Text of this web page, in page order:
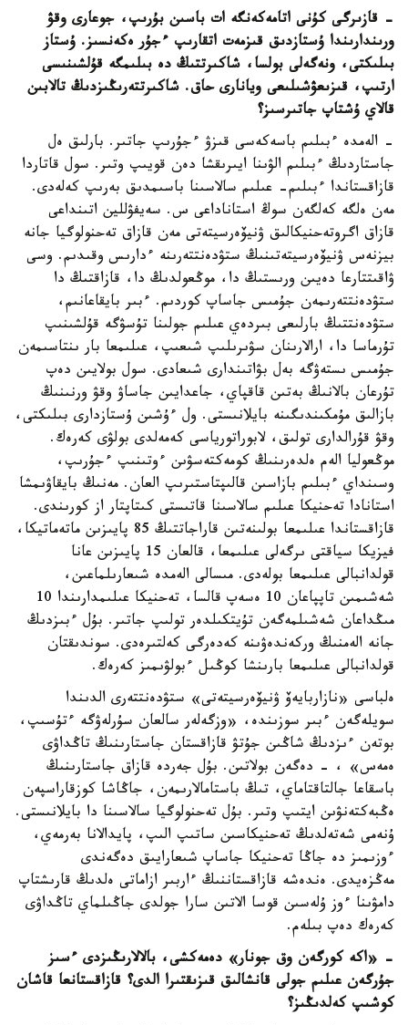
- قازىرگى كۇنى اتامەكەنگە ات باسىن بۇرىپ، جوعارى وقۋ
ورىندارىندا ۇستازدىق قىزمەت اتقارىپ ءجۇر ەكەنسىز. ۇستاز
بىلىكتى، ونەگەلى بولسا، شاكىرتتىڭ دە بىلىمگە قۇلشىنىسى
ارتىپ، قىزىعۋشىلىعى ويانارى حاق. شاكىرتتەرىڭىزدىڭ تالابىن
قالاي ۇشتاپ جاتىرسىز؟
- الەمدە ءبىلىم باسەكەسى قىزۋ ءجۇرىپ جاتىر. بارلىق ەل
جاستاردىڭ ءبىلىم الۋىنا ايىرىقشا دەن قويىپ وتىر. سول قاتاردا
قازاقستاندا ءبىلىم- عىلىم سالاسىنا باسىمدىق بەرىپ كەلەدى.
مەن ەلگە كەلگەن سوڭ استاناداعى س. سەيفۋللين اتىنداعى
قازاق اگروتەحنيكالىق ۋنيۆەرسيتەتى مەن قازاق تەحنولوگيا جانە
بيزنەس ۋنيۆەرسيتەتىنىڭ ستۋدەنتتەرىنە ءدارىس وقىدىم. وسى
ۋاقىتتارعا دەيىن ورىستىڭ دا، موڭعولدىڭ دا، قازاقتىڭ دا
ستۋدەنتتەرىمەن جۇمىس جاساپ كوردىم. ءبىر بايقاعانىم،
ستۋدەنتتىڭ بارلىعى بىردەي عىلىم جولىنا تۇسۋگە قۇلشىنىپ
تۇرماسا دا، ارالارىنان سۋىرىلىپ شىعىپ، عىلىمعا بار ىنتاسىمەن
جۇمىس ىستەۋگە بەل بۋاتىندارى شىعادى. سول بولايىن دەپ
تۇرعان بالانىڭ بەتىن قاقپاي، جاعدايىن جاساۋ وقۋ ورنىنىڭ
بازالىق مۇمكىندىگىنە بايلانىستى. ول ءۇشىن ۇستازدارى بىلىكتى،
وقۋ قۇرالدارى تولىق، لابوراتورياسى كەمەلدى بولۋى كەرەك.
موڭعوليا الەم ەلدەرىنىڭ كومەكتەسۋىن ءوتىنىپ ءجۇرىپ،
وسىنداي ءبىلىم بازاسىن قالىپتاستىرىپ العان. مەنىڭ بايقاۋىمشا
استانادا تەحنيكا عىلىم سالاسىنا قاتىستى كىتاپتار از كورىندى.
قازاقستاندا عىلىمعا بولىنەتىن قاراجاتتىڭ 85 پايىزىن ماتەماتيكا،
فيزيكا سياقتى ىرگەلى عىلىمعا، قالعان 15 پايىزىن عانا
قولدانبالى عىلىمعا بولەدى. مىسالى الەمدە شىعارىلماعىن،
شەشىمىن تاپپاعان 10 ەسەپ قالسا، تەحنيكا عىلىمدارىندا 10
مىڭداعان شەشىلمەگەن تۇيتكىلدەر تولىپ جاتىر. بۇل ءبىزدىڭ
جانە الەمنىڭ وركەندەۋىنە كەدەرگى كەلتىرەدى. سوندىقتان
قولدانبالى عىلىمعا بارىنشا كوڭىل ءبولۋىمىز كەرەك.
ەلباسى «نازاربايەۆ ۋنيۆەرسيتەتى» ستۋدەنتتەرى الدىندا
سويلەگەن ءبىر سوزىندە، «وزگەلەر سالعان سۇرلەۋگە ءتۇسىپ،
بوتەن ءىزدىڭ شاڭىن جۇتۋ قازاقستان جاستارىنىڭ تاڭداۋى
ەمەس» ، - دەگەن بولاتىن. بۇل جەردە قازاق جاستارىنىڭ
باسقاعا جالتاقتاماي، تىڭ باستامالارىمەن، جاڭاشا كوزقاراسپەن
ەڭبەكتەنۋىن ايتىپ وتىر. بۇل تەحنولوگيا سالاسىنا دا بايلانىستى.
ۇنەمى شەتەلدىڭ تەحنيكاسىن ساتىپ الىپ، پايدالانا بەرمەي،
ءوزىمىز دە جاڭا تەحنيكا جاساپ شىعارايىق دەگەندى
مەڭزەيدى. ەندەشە قازاقستاننىڭ ءاربىر ازاماتى ەلدىڭ قارىشتاپ
دامۋىنا ءوز ۇلەسىن قوسا الاتىن سارا جولدى جاڭىلماي تاڭداۋى
كەرەك دەپ بىلەم.
- «اكە كورگەن وق جونار» دەمەكشى، بالالارىڭىزدى ءسىز
جۇرگەن عىلىم جولى قانشالىق قىزىقتىرا الدى؟ قازاقستانعا قاشان
كوشىپ كەلدىڭىز؟